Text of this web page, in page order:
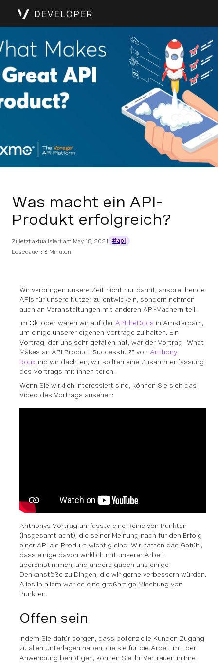
Was macht ein API-
Produkt erfolgreich?
Zuletzt aktualisiert am May 18, 2021
#api
Lesedauer: 3 Minuten
Wir verbringen unsere Zeit nicht nur damit, ansprechende
APIs für unsere Nutzer zu entwickeln, sondern nehmen
auch an Veranstaltungen mit anderen API-Machern teil.
Im Oktober waren wir auf der APItheDocs in Amsterdam,
um einige unserer eigenen Vorträge zu halten. Ein
Vortrag, der uns sehr gefallen hat, war der Vortrag "What
Makes an API Product Successful?" von Anthony
Rouxund wir dachten, wir sollten eine Zusammenfassung
des Vortrags mit Ihnen teilen.
Wenn Sie wirklich interessiert sind, können Sie sich das
Video des Vortrags ansehen:
Anthonys Vortrag umfasste eine Reihe von Punkten
(insgesamt acht), die seiner Meinung nach für den Erfolg
einer API als Produkt wichtig sind. Wir hatten das Gefühl,
dass einige davon wirklich mit unserer Arbeit
übereinstimmen, und andere gaben uns einige
Denkanstöße zu Dingen, die wir gerne verbessern würden.
Alles in allem war es eine großartige Mischung von
Punkten.
Offen sein
Indem Sie dafür sorgen, dass potenzielle Kunden Zugang
zu allen Unterlagen haben, die sie für die Arbeit mit der
Anwendung benötigen, können Sie ihr Vertrauen in Ihre